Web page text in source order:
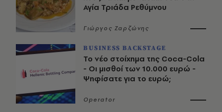
Αγία Τριάδα Ρεθύμνου
Γιώργος Ζαρζώνης
BUSINESS BACKSTAGE
Το νέο στοίχημα της Coca-Cola
- Οι μισθοί των 10.000 ευρώ -
Ψηφίσατε για το ευρώ;
Operator